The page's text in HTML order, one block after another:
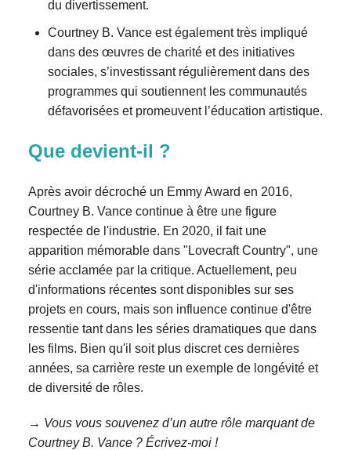
du divertissement.
Courtney B. Vance est également très impliqué
dans des œuvres de charité et des initiatives
sociales, s’investissant régulièrement dans des
programmes qui soutiennent les communautés
défavorisées et promeuvent l’éducation artistique.
Que devient-il ?
Après avoir décroché un Emmy Award en 2016,
Courtney B. Vance continue à être une figure
respectée de l'industrie. En 2020, il fait une
apparition mémorable dans "Lovecraft Country", une
série acclamée par la critique. Actuellement, peu
d'informations récentes sont disponibles sur ses
projets en cours, mais son influence continue d'être
ressentie tant dans les séries dramatiques que dans
les films. Bien qu'il soit plus discret ces dernières
années, sa carrière reste un exemple de longévité et
de diversité de rôles.
→ Vous vous souvenez d’un autre rôle marquant de
Courtney B. Vance ? Écrivez-moi !